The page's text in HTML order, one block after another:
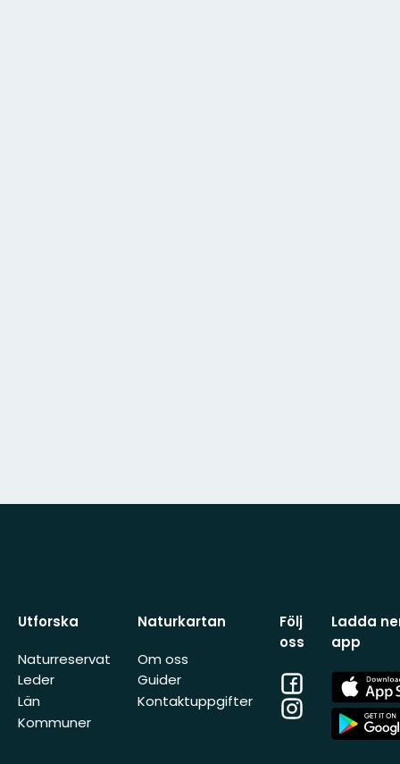
Utforska
Naturreservat
Leder
Län
Kommuner
Naturkartan
Om oss
Guider
Kontaktuppgifter
Följ
oss
Facebook
Instagram
Ladda
app
App
Store
App
Store